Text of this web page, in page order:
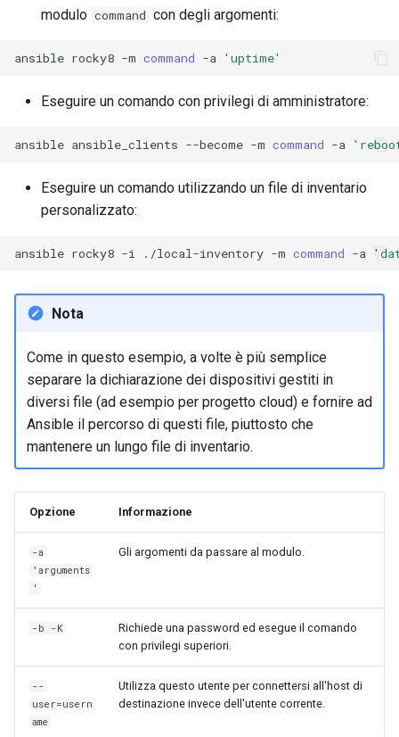
modulo command con degli argomenti:
ansible rocky8 -m command -a 'uptime'
Eseguire un comando con privilegi di amministratore:
ansible ansible_clients --become -m command -a
Eseguire un comando utilizzando un file di inventario
personalizzato:
ansible rocky8 -i ./local-inventory -m command -a
Nota
Come in questo esempio, a volte è più semplice
separare la dichiarazione dei dispositivi gestiti in
diversi file (ad esempio per progetto cloud) e fornire ad
Ansible il percorso di questi file, piuttosto che
mantenere un lungo file di inventario.
Opzione Informazione
-a
'arguments
'
Gli argomenti da passare al modulo.
-b -K
Richiede una password ed esegue il comando
con privilegi superiori.
--
user=usern
ame
Utilizza questo utente per connettersi all'host di
destinazione invece dell'utente corrente.